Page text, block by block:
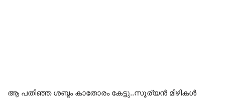
ആ പതിഞ്ഞ ശബ്ദം കാതോരം കേട്ടു..സൂര്യൻ മിഴികൾ